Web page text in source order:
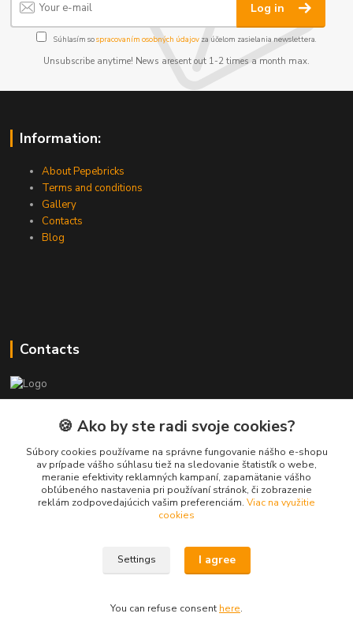
Log in
Súhlasím sospracovaním osobných údajov za účelom zasielania newslettera.
Unsubscribe anytime! News aresent out 1-2 times a month max.
Information:
About Pepebricks
Terms and conditions
Gallery
Contacts
Blog
Contacts
+421 915 709 534
(Mo-Fri, 9-17 hod.) or Whatsap 24/7
skifi.space@gmail.com
🍪 Ako by ste radi svoje cookies?
Súbory cookies používame na správne fungovanie nášho e-shopu
av prípade vášho súhlasu tiež na sledovanie štatistík o webe,
meranie efektivity reklamných kampaní, zapamätanie vášho
obľúbeného nastavenia pri používaní stránok, či zobrazenie
reklám zodpovedajúcich vašim preferenciám. Viac na využitie
cookies
Settings I agree
You can refuse consent here.